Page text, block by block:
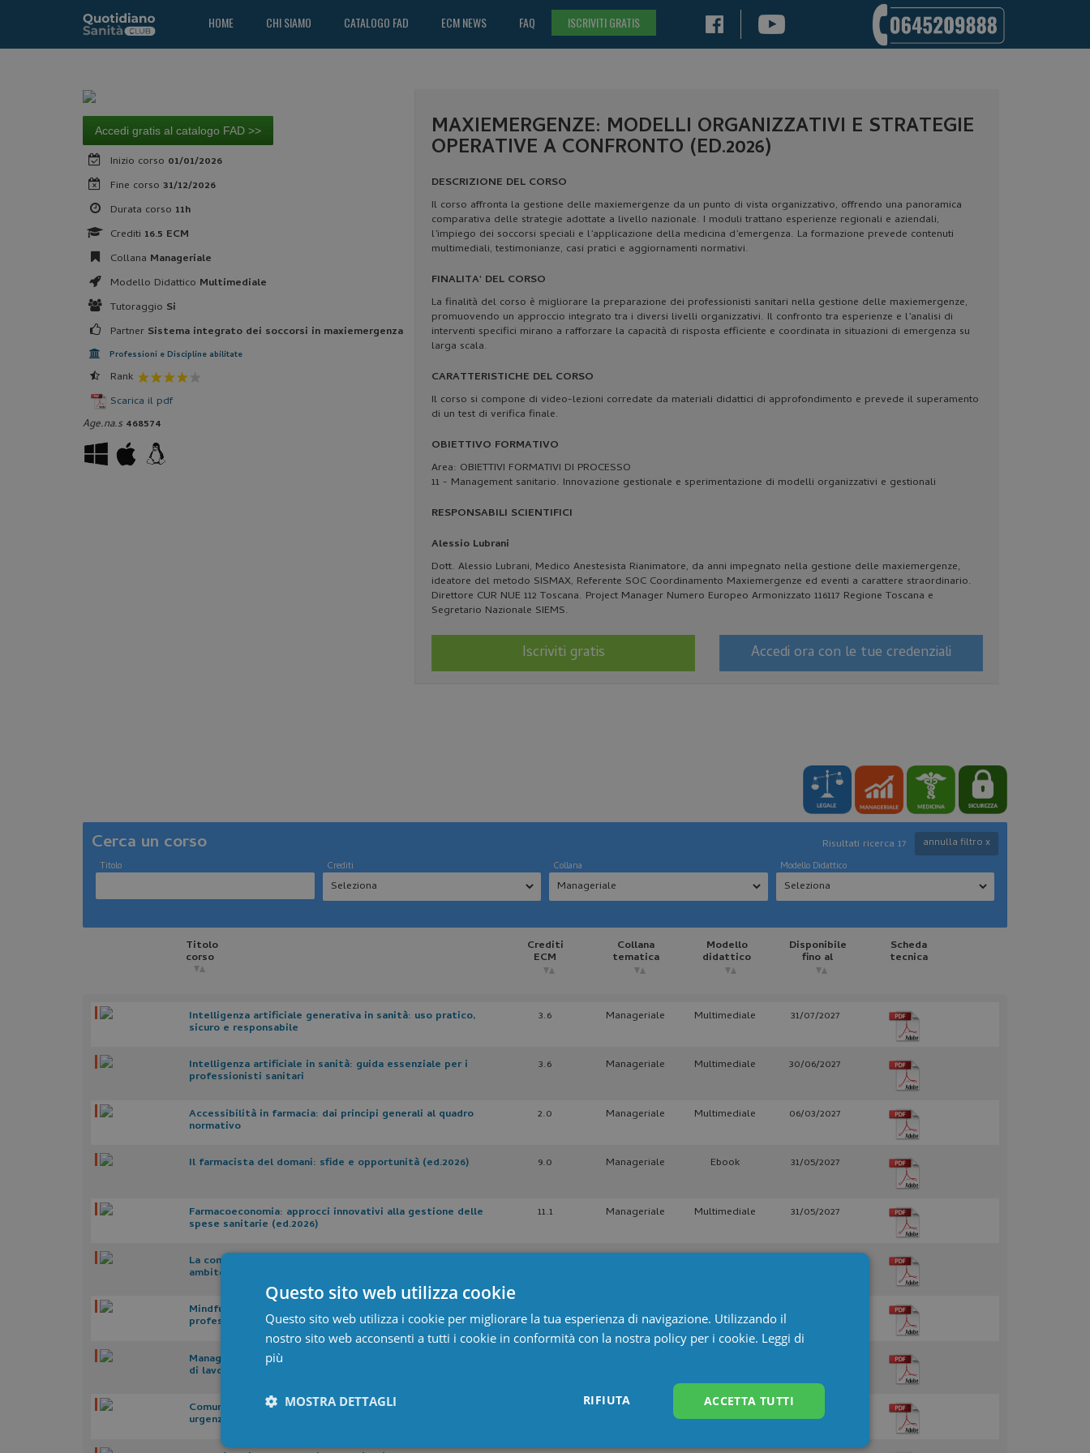
HOME CHI SIAMO CATALOGO FAD ECM NEWS FAQ ISCRIVITI GRATIS
Accedi gratis al catalogo FAD >>
Inizio corso 01/01/2026
Fine corso 31/12/2026
Durata corso 11h
Crediti 16.5 ECM
Collana Manageriale
Modello Didattico Multimediale
Tutoraggio Si
Partner Sistema integrato dei soccorsi in maxiemergenza
Professioni e Discipline abilitate
Rank
Scarica il pdf
Age.na.s 468574
MAXIEMERGENZE: MODELLI ORGANIZZATIVI E STRATEGIE
OPERATIVE A CONFRONTO (ED.2026)
DESCRIZIONE DEL CORSO
Il corso affronta la gestione delle maxiemergenze da un punto di vista organizzativo, offrendo una panoramica
comparativa delle strategie adottate a livello nazionale. I moduli trattano esperienze regionali e aziendali,
l’impiego dei soccorsi speciali e l’applicazione della medicina d’emergenza. La formazione prevede contenuti
multimediali, testimonianze, casi pratici e aggiornamenti normativi.
FINALITA' DEL CORSO
La finalità del corso è migliorare la preparazione dei professionisti sanitari nella gestione delle maxiemergenze,
promuovendo un approccio integrato tra i diversi livelli organizzativi. Il confronto tra esperienze e l’analisi di
interventi specifici mirano a rafforzare la capacità di risposta efficiente e coordinata in situazioni di emergenza su
larga scala.
CARATTERISTICHE DEL CORSO
Il corso si compone di video-lezioni corredate da materiali didattici di approfondimento e prevede il superamento
di un test di verifica finale.
OBIETTIVO FORMATIVO
Area: OBIETTIVI FORMATIVI DI PROCESSO
11 - Management sanitario. Innovazione gestionale e sperimentazione di modelli organizzativi e gestionali
RESPONSABILI SCIENTIFICI
Alessio Lubrani
Dott. Alessio Lubrani, Medico Anestesista Rianimatore, da anni impegnato nella gestione delle maxiemergenze,
ideatore del metodo SISMAX, Referente SOC Coordinamento Maxiemergenze ed eventi a carattere straordinario.
Direttore CUR NUE 112 Toscana. Project Manager Numero Europeo Armonizzato 116117 Regione Toscana e
Segretario Nazionale SIEMS.
Iscriviti gratis Accedi ora con le tue credenziali
Cerca un corso annulla filtro x
Risultati ricerca 17
Titolo Crediti Collana Modello Didattico
Titolo
corso
Crediti
ECM
Collana
tematica
Modello
didattico
Disponibile
fino al
Scheda
tecnica
Intelligenza artificiale generativa in sanità: uso pratico,
sicuro e responsabile
3.6 Manageriale Multimediale 31/07/2027
Intelligenza artificiale in sanità: guida essenziale per i
professionisti sanitari
3.6 Manageriale Multimediale 30/06/2027
Accessibilità in farmacia: dai principi generali al quadro
normativo
2.0 Manageriale Multimediale 06/03/2027
Il farmacista del domani: sfide e opportunità (ed.2026) 9.0 Manageriale Ebook 31/05/2027
Farmacoeconomia: approcci innovativi alla gestione delle
spese sanitarie (ed.2026)
11.1 Manageriale Multimediale 31/05/2027
La comunicazione con il paziente e il caregiver familiare in
ambito oncologico (ed.2026)
Mindfulness: lo strumento per il benessere di
professionisti e pazienti (ed.2026)
Manageriale Multimediale
Management in sanità: dalle soft skills individuali al gruppo
di lavoro (ed.2026)
Comunicazione efficace per la gestione dell’emergenza-
urgenza (ed.2026)
Manageriale Interattivo 31/12/2026
Questo sito web utilizza cookie
Questo sito web utilizza i cookie per migliorare la tua esperienza di navigazione. Utilizzando il
nostro sito web acconsenti a tutti i cookie in conformità con la nostra policy per i cookie. Leggi di
più
ACCETTA TUTTI
RIFIUTA
MOSTRA DETTAGLI